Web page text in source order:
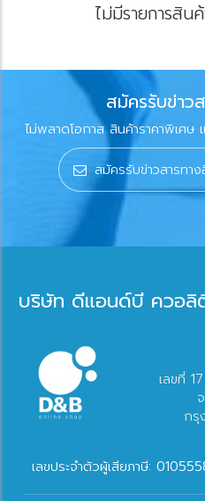
ไม่มีรายการสิ
สมัครรับข่าว
ไม่พลาดโอกาส สินค้าราคาพิเศษ
บริษัท ดีแอนด์บี ควอลิ
เลขที่
กรุ
เลขประจำตัวผู้เสียภาษี: